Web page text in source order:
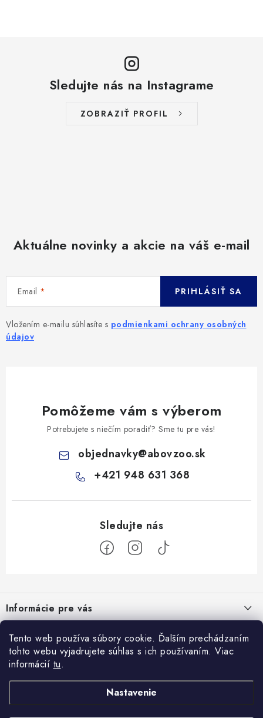
Tento web používa súbory cookie. Ďalším prechádzaním
tohto webu vyjadrujete súhlas s ich používaním. Viac
informácií tu.
Nastavenie
Sledujte nás na Instagrame
ZOBRAZIŤ PROFIL
Aktuálne novinky a akcie na váš e-mail
Email
Vložením e-mailu súhlasíte s podmienkami ochrany osobných
údajov
PRIHLÁSIŤ SA
Pomôžeme vám s výberom
Potrebujete s niečím poradiť? Sme tu pre vás!
objednavky@abovzoo.sk
+421 948 631 368
p
ä
Informácie pre vás
Podmienky ochrany osobných údajov
Prijímame online platby
Blog
Veterinárne diéty: sprievodca výberom správneho terapeutického
krmiva